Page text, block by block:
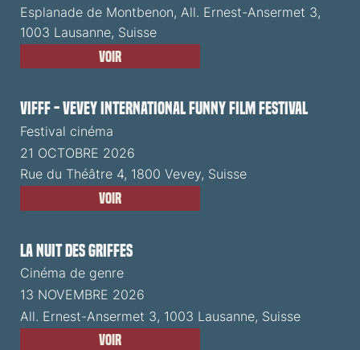
Esplanade de Montbenon, All. Ernest-Ansermet 3,
1003 Lausanne, Suisse
Voir
VIFFF - Vevey International Funny Film Festival
Festival cinéma
21 OCTOBRE 2026
Rue du Théâtre 4, 1800 Vevey, Suisse
Voir
La Nuit des Griffes
Cinéma de genre
13 NOVEMBRE 2026
All. Ernest-Ansermet 3, 1003 Lausanne, Suisse
Voir